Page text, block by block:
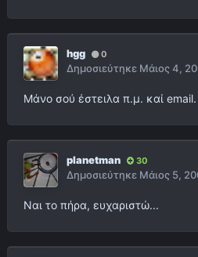
hgg 0
Δημοσιεύτηκε Μάιος 4,
Μάνο σού έστειλα π.μ. καί
planetman 30
Δημοσιεύτηκε Μάιος 5,
Ναι το πήρα, ευχαριστώ...